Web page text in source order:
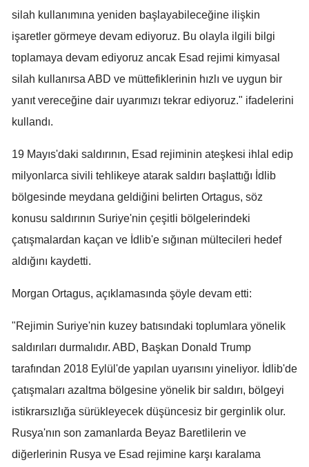
Kastamonu
Kayseri
Kırşehir
Konya
Kütahya
Manisa
Mardin
Muğla
Muş
Nevşehir
Niğde
Ordu
Rize
silah kullanımına yeniden başlayabileceğine ilişkin
işaretler görmeye devam ediyoruz. Bu olayla ilgili bilgi
toplamaya devam ediyoruz ancak Esad rejimi kimyasal
silah kullanırsa ABD ve müttefiklerinin hızlı ve uygun bir
yanıt vereceğine dair uyarımızı tekrar ediyoruz." ifadelerini
kullandı.
19 Mayıs'daki saldırının, Esad rejiminin ateşkesi ihlal edip
milyonlarca sivili tehlikeye atarak saldırı başlattığı İdlib
bölgesinde meydana geldiğini belirten Ortagus, söz
konusu saldırının Suriye'nin çeşitli bölgelerindeki
çatışmalardan kaçan ve İdlib'e sığınan mültecileri hedef
aldığını kaydetti.
Morgan Ortagus, açıklamasında şöyle devam etti:
"Rejimin Suriye'nin kuzey batısındaki toplumlara yönelik
saldırıları durmalıdır. ABD, Başkan Donald Trump
tarafından 2018 Eylül'de yapılan uyarısını yineliyor. İdlib'de
çatışmaları azaltma bölgesine yönelik bir saldırı, bölgeyi
istikrarsızlığa sürükleyecek düşüncesiz bir gerginlik olur.
Rusya'nın son zamanlarda Beyaz Baretlilerin ve
diğerlerinin Rusya ve Esad rejimine karşı karalama